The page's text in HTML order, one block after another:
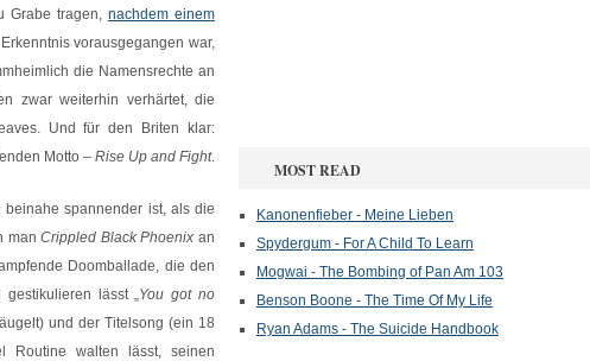
Grabe tragen, nachdem einem
vorausgegangen war,
die Namensrechte an
zwar weiterhin verhärtet, die
Und für den Briten klar:
Motto – Rise Up and Fight.
beinahe spannender ist, als die
manCrippled Black Phoenix an
Doomballade, die den
lässt „You got no
und der Titelsong (ein 18
Routine walten lässt, seinen
MOST READ
Kanonenfieber - Meine Lieben
Spydergum - For A Child To Learn
Mogwai - The Bombing of Pan Am 103
Benson Boone - The Time Of My Life
Ryan Adams - The Suicide Handbook